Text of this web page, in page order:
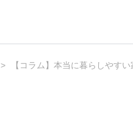
【コラム】本当に暮らしやす